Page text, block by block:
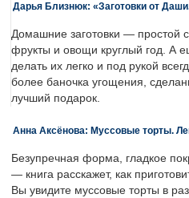
Дарья Близнюк: «Заготовки от
Домашние заготовки — простой
фрукты и овощи круглый год. А
делать их легко и под рукой
более баночка угощения,
лучший подарок.
Анна Аксёнова: Муссовые торты.
Безупречная форма, гладкое
— книга расскажет, как
Вы увидите муссовые торты в